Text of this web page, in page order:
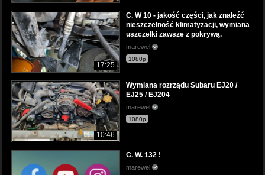
17:25
C. W 10 - jakość części, jak znaleźć
nieszczelność klimatyzacji, wymiana
uszczelki zawsze z pokrywą.
marewel
1080p
10:46
Wymiana rozrządu Subaru EJ20 /
EJ25 / EJ204
marewel
1080p
C. W. 132 !
marewel